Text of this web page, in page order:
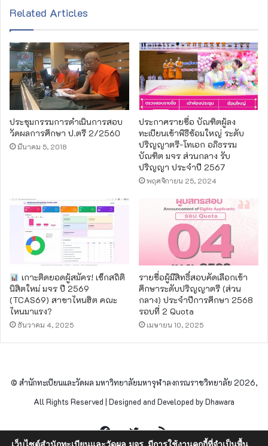
Related Articles
ประชุมกรรมการดำเนินการสอบ
วัดผลการศึกษา ป.ตรี 2/2560
มีนาคม 5, 2018
ประกาศรายชื่อ บัณฑิตผู้ลง
ทะเบียนเข้าพิธีซ้อมใหญ่ ระดับ
ปริญญาตรี-โทเอก อภิธรรม
บัณฑิต มจร ส่วนกลาง รับ
ปริญญา ประจำปี 2567
พฤศจิกายน 25, 2024
เกาะติดยอดผู้สมัคร! เช็กสถิติ
นิสิตใหม่ มจร ปี 2569
(TCAS69) สาขาไหนฮิต คณะ
ไหนมาแรง?
ธันวาคม 4, 2025
รายชื่อผู้มีสิทธิ์สอบคัดเลือกเข้า
ศึกษาระดับปริญญาตรี (ส่วน
กลาง) ประจำปีการศึกษา 2568
รอบที่ 2 Quota
เมษายน 10, 2025
© สำนักทะเบียนและวัดผล มหาวิทยาลัยมหาจุฬาลงกรณราชวิทยาลัย 2026,
All Rights Reserved | Designed and Developed by Dhawara
FacebookTwitterRSS